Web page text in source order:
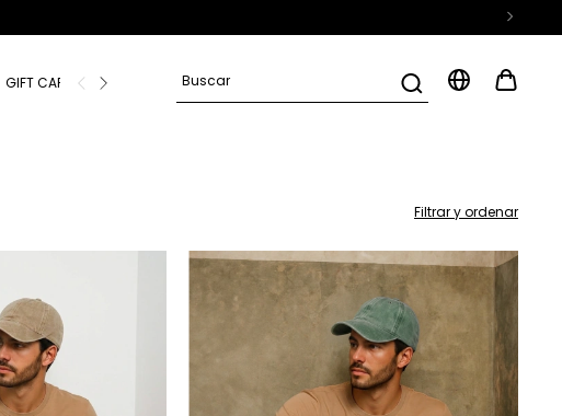
GIFT CARD Preguntas frecuentes
Filtrar y ordenar